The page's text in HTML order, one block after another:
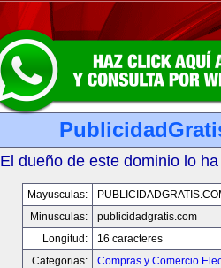
El dueño de este dominio lo
Mayusculas:
Minusculas:
publicidadgratis.com
Longitud:
16 caracteres
Categorias:
Compras y Comercio